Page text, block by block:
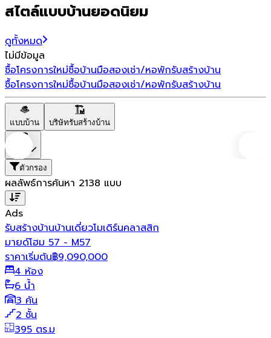
สไตล์แบบบ้านยอดนิยม
ดูทั้งหมด
ไม่มีข้อมูล
ซื้อโครงการใหม่ซื้อบ้านมือสองเช่า/หอพักรับสร้างบ้าน
ซื้อโครงการใหม่ซื้อบ้านมือสองเช่า/หอพักรับสร้างบ้าน
แบบบ้าน บริษัทรับสร้างบ้าน
ตัวกรอง
ผลลัพธ์การค้นหา 2138 แบบ
Ads
รับสร้างบ้านบ้านเดี่ยวโมเดิร์นคลาสสิก
มายด์โฮม 57 - M57
ราคาเริ่มต้น฿9,090,000
4 ห้อง
6 น้ำ
3 คัน
2 ชั้น
395 ตร.ม